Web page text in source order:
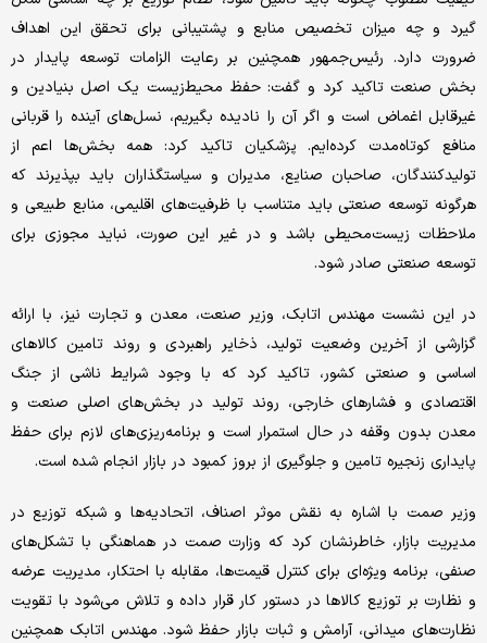
گیرد و چه میزان تخصیص منابع و پشتیبانی برای تحقق این اهداف
ضرورت دارد. رئیس‌جمهور همچنین بر رعایت الزامات توسعه پایدار در
بخش صنعت تاکید کرد و گفت: حفظ محیط‌زیست یک اصل بنیادین و
غیرقابل اغماض است و اگر آن را نادیده بگیریم، نسل‌های آینده را قربانی
منافع کوتاه‌مدت کرده‌ایم. پزشکیان تاکید کرد: همه بخش‌ها اعم از
تولیدکنندگان، صاحبان صنایع، مدیران و سیاستگذاران باید بپذیرند که
هرگونه توسعه صنعتی باید متناسب با ظرفیت‌های اقلیمی، منابع طبیعی و
ملاحظات زیست‌محیطی باشد و در غیر این صورت، نباید مجوزی برای
توسعه صنعتی صادر شود.
در این نشست مهندس اتابک، وزیر صنعت، معدن و تجارت نیز، با ارائه
گزارشی از آخرین وضعیت تولید، ذخایر راهبردی و روند تامین کالاهای
اساسی و صنعتی کشور، تاکید کرد که با وجود شرایط ناشی از جنگ
اقتصادی و فشارهای خارجی، روند تولید در بخش‌های اصلی صنعت و
معدن بدون وقفه در حال استمرار است و برنامه‌ریزی‌های لازم برای حفظ
پایداری زنجیره تامین و جلوگیری از بروز کمبود در بازار انجام شده است.
وزیر صمت با اشاره به نقش موثر اصناف، اتحادیه‌ها و شبکه توزیع در
مدیریت بازار، خاطرنشان کرد که وزارت صمت در هماهنگی با تشکل‌های
صنفی، برنامه ویژه‌ای برای کنترل قیمت‌ها، مقابله با احتکار، مدیریت عرضه
و نظارت بر توزیع کالاها در دستور کار قرار داده و تلاش می‌شود با تقویت
نظارت‌های میدانی، آرامش و ثبات بازار حفظ شود. مهندس اتابک همچنین